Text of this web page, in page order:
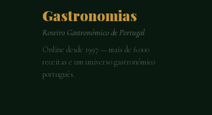
Gastronomias
Roteiro Gastronómico de Portugal
Online desde 1997 — mais de 6.000
receitas e um universo gastronómico
português.